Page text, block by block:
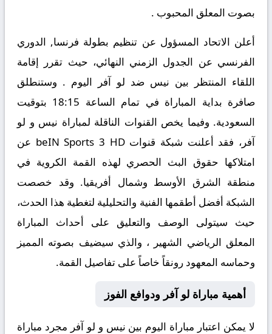
بصوت المعلق المحبوب .
أعلن الاتحاد المسؤول عن تنظيم بطولة فرنسا, الدوري
الفرنسي عن الجدول الزمني النهائي، حيث تقرر إقامة
اللقاء المنتظر بين نيس ضد لو آفر
اليوم . وستنطلق
صافرة بداية المباراة في تمام الساعة 18:15 بتوقيت
السعودية. وفيما يخص القنوات الناقلة لمباراة نيس و لو
آفر، فقد أعلنت شبكة قنوات beIN Sports 3 HD عن
امتلاكها حقوق البث الحصري لهذه القمة الكروية في
منطقة الشرق الأوسط وشمال أفريقيا. وقد خصصت
الشبكة أفضل أطقمها الفنية والتحليلية لتغطية هذا الحدث،
حيث سيتولى الوصف والتعليق على أحداث المباراة
المعلق الرياضي الشهير ، والذي سيضيف بصوته المميز
وحماسه المعهود رونقاً خاصاً على تفاصيل القمة.
أهمية مباراة لو آفر ودوافع الفوز
لا يمكن اعتبار مباراة اليوم بين نيس و لو آفر مجرد مباراة